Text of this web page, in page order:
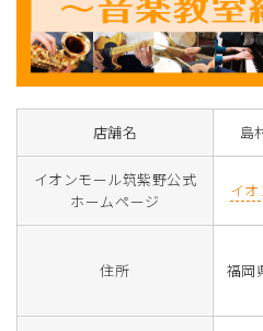
店舗名 島
イオンモール筑紫野公式
ホームページ
イ
住所
福岡